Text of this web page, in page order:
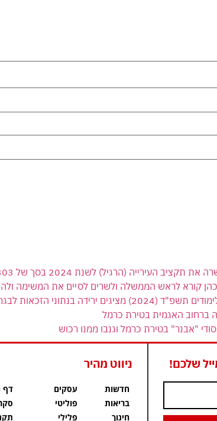
(הרגיל) לשנת 2024 בסך של 303 מיליון ש"ח
קורא לראש הממשלה ולשרים לסיים את המשימה
הזכאות לבגרות בטירת כרמל
ברחוב האגמית בטירת כרמל
"אבנר" בטירת כרמל וגנבו ממנו רכוש
שלכם! ניווט מהיר
חדשות
בריאות
חינוך
עסקים
פוליטי
פלילי
דף